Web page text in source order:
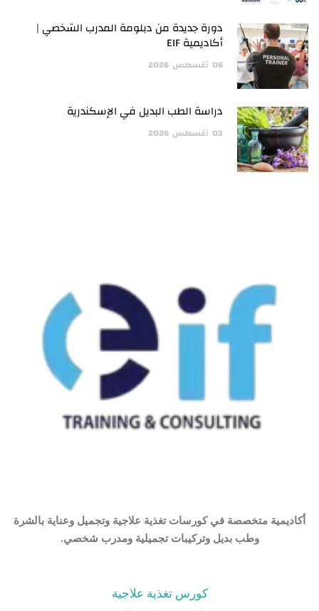
دورة جديدة من دبلومة المدرب الشخصي |
أكاديمية EIF
06 أغسطس 2026
دراسة الطب البديل في الإسكندرية
03 أغسطس 2026
أكاديمية متخصصة في كورسات تغذية علاجية وتجميل وعناية بالشرة
وطب بديل وتركيبات تجميلية ومدرب شخصي.
كورس تغذية علاجية